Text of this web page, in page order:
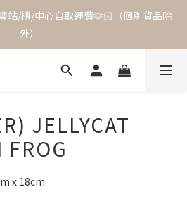
站/櫃/中心自取運費🫶🏻（個別貨品除
外）
JELLYCAT
FROG
x 18cm